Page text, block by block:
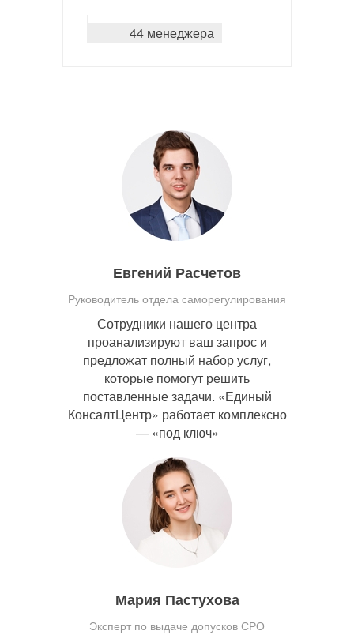
44 менеджера
Евгений Расчетов
Руководитель отдела саморегулирования
Сотрудники нашего центра
проанализируют ваш запрос и
предложат полный набор услуг,
которые помогут решить
поставленные задачи. «Единый
КонсалтЦентр» работает комплексно
— «под ключ»
Мария Пастухова
Эксперт по выдаче допусков СРО